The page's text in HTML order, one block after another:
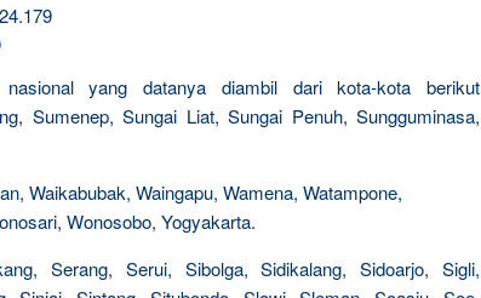
yang datanya diambil dari kota-kota berikut
Sumenep, Sungai Liat, Sungai Penuh, Sungguminasa,
Waikabubak, Waingapu, Wamena, Watampone,
Wonosobo, Yogyakarta.
Serang, Serui, Sibolga, Sidikalang, Sidoarjo, Sigli,